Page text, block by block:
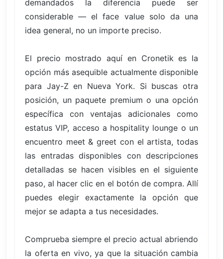
demandados la diferencia puede ser
considerable — el face value solo da una
idea general, no un importe preciso.
El precio mostrado aquí en Cronetik es la
opción más asequible actualmente disponible
para Jay-Z en Nueva York. Si buscas otra
posición, un paquete premium o una opción
específica con ventajas adicionales como
estatus VIP, acceso a hospitality lounge o un
encuentro meet & greet con el artista, todas
las entradas disponibles con descripciones
detalladas se hacen visibles en el siguiente
paso, al hacer clic en el botón de compra. Allí
puedes elegir exactamente la opción que
mejor se adapta a tus necesidades.
Comprueba siempre el precio actual abriendo
la oferta en vivo, ya que la situación cambia